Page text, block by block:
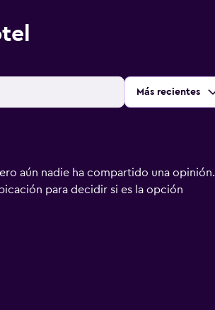
Ordenar por:
Más recientes
aún nadie ha compartido una opinión.
para decidir si es la opción